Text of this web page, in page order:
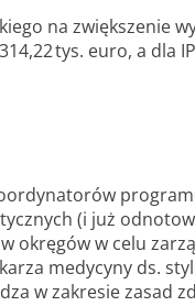
na zwiększenie
tys. euro, a dla
(i już
w celu
medycyny ds.
w zakresie zasad